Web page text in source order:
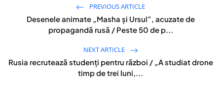
PREVIOUS ARTICLE
Desenele animate „Masha și Ursul”, acuzate de
propagandă rusă / Peste 50 de p...
NEXT ARTICLE
Rusia recrutează studenți pentru război / „A studiat drone
timp de trei luni,...